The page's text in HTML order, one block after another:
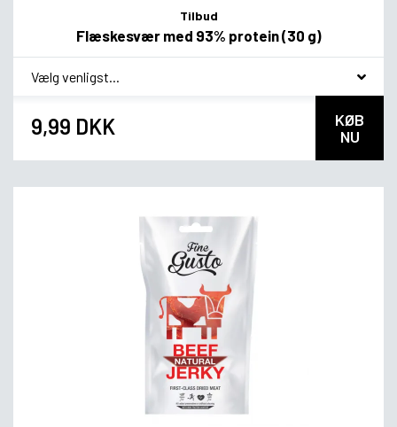
Tilbud
Flæskesvær med 93% protein (30 g)
* Smagsvariant
9,99 DKK
KØB
NU